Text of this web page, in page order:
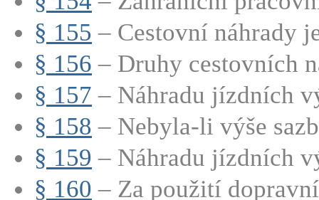
§ 155 – Cestovní náhrady
§ 156 – Druhy cestovních
§ 157 – Náhradu jízdních
§ 158 – Nebyla-li výše
§ 159 – Náhradu jízdních
§ 160 – Za použití